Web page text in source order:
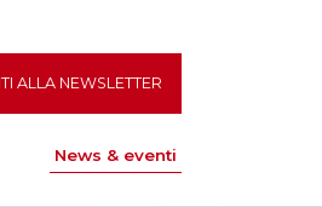
ALLA NEWSLETTER
News & eventi